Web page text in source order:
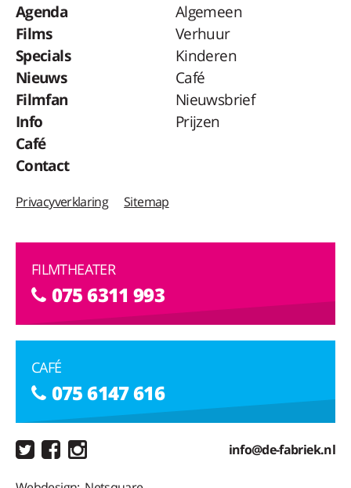
Agenda
Films
Specials
Nieuws
Filmfan
Info
Café
Contact
Algemeen
Verhuur
Kinderen
Café
Nieuwsbrief
Prijzen
Privacyverklaring Sitemap
FILMTHEATER
075 6311 993
CAFÉ
075 6147 616
info@de-fabriek.nl